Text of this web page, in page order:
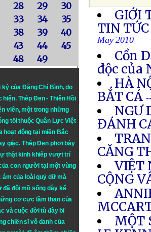
28 29
30
33 34
35
38 39
40
43 44
45
48 49
ký của Đặng Chí Bình, do
hiện. Thép Đen- Thiên Hồi
viên, một trong những
tối thuộc Quân Lực Việt
hoạt động tại miền Bắc
giặc. Thép Đen phơi bày
thật kinh khiếp vượt trí
con người tại một vùng
ám của loài quỷ dữ mà
đội mồ sống dậy kể
cơ cực lầm than của
và cuộc đời tù đày bi
chiến sĩ vô danh của
GIỚI
TIN
May 2010
Cồn
độc của
HÀ
BẮT CÁ
NGƯ
ĐÁNH
CĂNG
VIỆT
CỘNG
MỘT